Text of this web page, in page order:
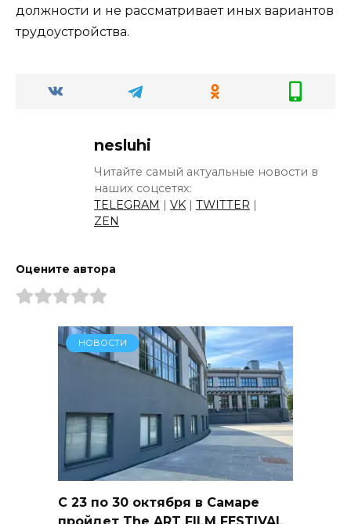
должности и не рассматривает иных вариантов
трудоустройства.
nesluhi
Читайте самый актуальные новости в
наших соцсетях:
TELEGRAM | VK | TWITTER |
ZEN
Оцените автора
НОВОСТИ
С 23 по 30 октября в Самаре